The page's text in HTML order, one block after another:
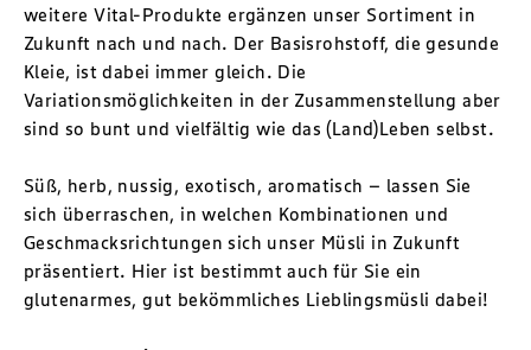
weitere Vital-Produkte ergänzen unser Sortiment in
Zukunft nach und nach. Der Basisrohstoff, die gesunde
Kleie, ist dabei immer gleich. Die
Variationsmöglichkeiten in der Zusammenstellung aber
sind so bunt und vielfältig wie das (Land)Leben selbst.
Süß, herb, nussig, exotisch, aromatisch – lassen Sie
sich überraschen, in welchen Kombinationen und
Geschmacksrichtungen sich unser Müsli in Zukunft
präsentiert. Hier ist bestimmt auch für Sie ein
glutenarmes, gut bekömmliches Lieblingsmüsli dabei!